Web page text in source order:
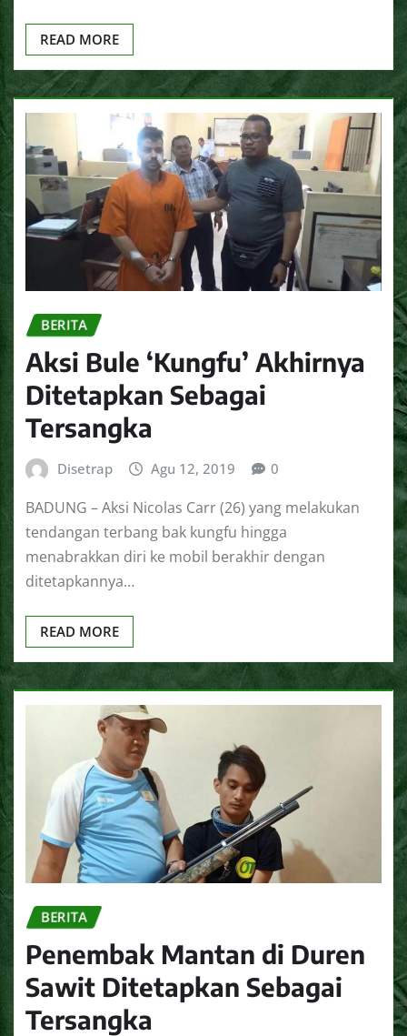
READ MORE
BERITA
Aksi Bule ‘Kungfu’ Akhirnya
Ditetapkan Sebagai
Tersangka
Disetrap Agu 12, 2019 0
BADUNG – Aksi Nicolas Carr (26) yang melakukan
tendangan terbang bak kungfu hingga
menabrakkan diri ke mobil berakhir dengan
ditetapkannya…
READ MORE
BERITA
Penembak Mantan di Duren
Sawit Ditetapkan Sebagai
Tersangka